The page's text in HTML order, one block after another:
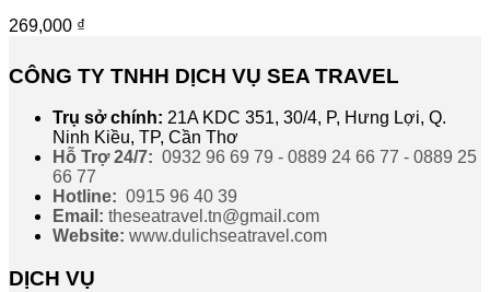
269,000 ₫
CÔNG TY TNHH DỊCH VỤ SEA TRAVEL
Trụ sở chính: 21A KDC 351, 30/4, P, Hưng Lợi, Q.
Ninh Kiều, TP, Cần Thơ
Hỗ Trợ 24/7: 0932 96 69 79 - 0889 24 66 77 - 0889 25
66 77
Hotline: 0915 96 40 39
Email: theseatravel.tn@gmail.com
Website: www.dulichseatravel.com
DỊCH VỤ